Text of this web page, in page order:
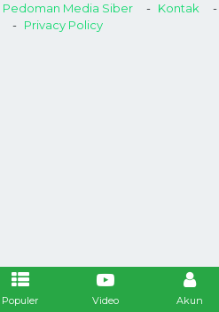
Populer Video Akun
Pedoman Media Siber
Kontak
Privacy Policy